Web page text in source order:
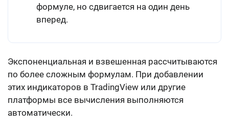
формуле, но сдвигается на один день
вперед.
Экспоненциальная и взвешенная рассчитываются
по более сложным формулам. При добавлении
этих индикаторов в TradingView или другие
платформы все вычисления выполняются
автоматически.